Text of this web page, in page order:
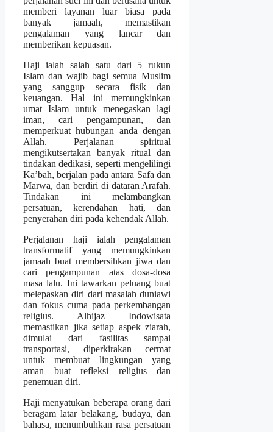
memberi layanan luar biasa pada
banyak jamaah, memastikan
pengalaman yang lancar dan
memberikan kepuasan.
Haji ialah salah satu dari 5 rukun
Islam dan wajib bagi semua Muslim
yang sanggup secara fisik dan
keuangan. Hal ini memungkinkan
umat Islam untuk menegaskan lagi
iman, cari pengampunan, dan
memperkuat hubungan anda dengan
Allah. Perjalanan spiritual
mengikutsertakan banyak ritual dan
tindakan dedikasi, seperti mengelilingi
Ka’bah, berjalan pada antara Safa dan
Marwa, dan berdiri di dataran Arafah.
Tindakan ini melambangkan
persatuan, kerendahan hati, dan
penyerahan diri pada kehendak Allah.
Perjalanan haji ialah pengalaman
transformatif yang memungkinkan
jamaah buat membersihkan jiwa dan
cari pengampunan atas dosa-dosa
masa lalu. Ini tawarkan peluang buat
melepaskan diri dari masalah duniawi
dan fokus cuma pada perkembangan
religius. Alhijaz Indowisata
memastikan jika setiap aspek ziarah,
dimulai dari fasilitas sampai
transportasi, diperkirakan cermat
untuk membuat lingkungan yang
aman buat refleksi religius dan
penemuan diri.
Haji menyatukan beberapa orang dari
beragam latar belakang, budaya, dan
bahasa, menumbuhkan rasa persatuan